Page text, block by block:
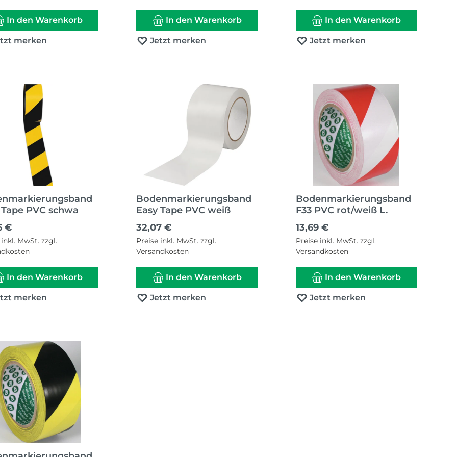
In den Warenkorb
merken
In den Warenkorb
Jetzt merken
In den Warenkorb
Jetzt merken
PVC schwa
Preis:
€
MwSt. zzgl.
In den Warenkorb
merken
Bodenmarkierungsband
Easy Tape PVC weiß
Regulärer Preis:
32,07 €
Preise inkl. MwSt. zzgl.
Versandkosten
In den Warenkorb
Jetzt merken
Bodenmarkierungsband
F33 PVC rot/weiß L.
Regulärer Preis:
13,69 €
Preise inkl. MwSt. zzgl.
Versandkosten
In den Warenkorb
Jetzt merken